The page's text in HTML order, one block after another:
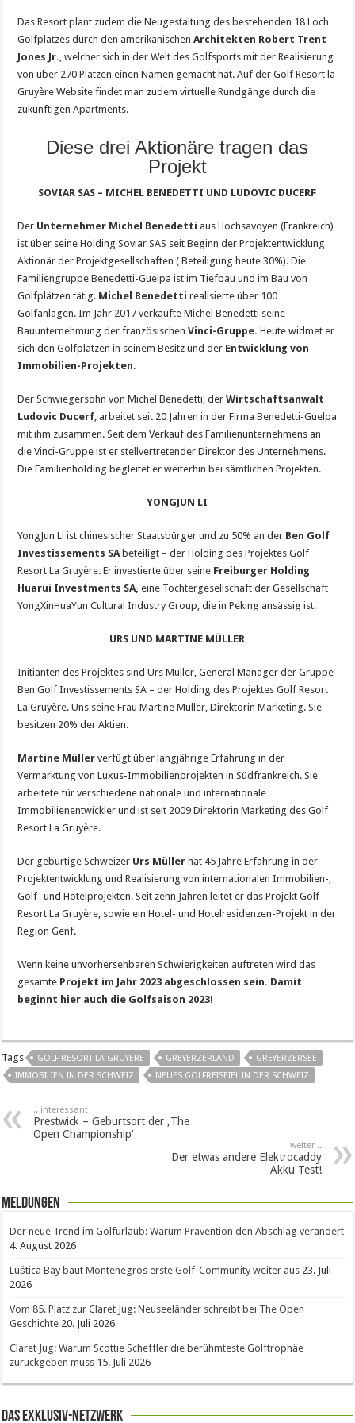
Das Resort plant zudem die Neugestaltung des bestehenden 18 Loch
Golfplatzes durch den amerikanischenArchitekten Robert Trent
Jones Jr. , welcher sich in der Welt des Golfsports mit der Realisierung
von über 270 Plätzen einen Namen gemacht hat. Auf der Golf Resort la
Gruyère Website findet man zudem virtuelle Rundgänge durch die
zukünftigen Apartments.
Diese drei Aktionäre tragen das
Projekt
SOVIAR SAS – MICHEL BENEDETTI UND LUDOVIC DUCERF
Der Unternehmer Michel Benedetti aus Hochsavoyen (Frankreich)
ist über seine Holding Soviar SAS seit Beginn der Projektentwicklung
Aktionär der Projektgesellschaften ( Beteiligung heute 30%). Die
Familiengruppe Benedetti-Guelpa ist im Tiefbau und im Bau von
Golfplätzen tätig. Michel Benedetti realisierte über 100
Golfanlagen. Im Jahr 2017 verkaufte Michel Benedetti seine
Bauunternehmung der französischenVinci-Gruppe. Heute widmet er
sich den Golfplätzen in seinem Besitz und der Entwicklung von
Immobilien-Projekten.
Der Schwiegersohn von Michel Benedetti, derWirtschaftsanwalt
Ludovic Ducerf , arbeitet seit 20 Jahren in der Firma Benedetti-Guelpa
mit ihm zusammen. Seit dem Verkauf des Familienunternehmens an
die Vinci-Gruppe ist er stellvertretender Direktor des Unternehmens.
Die Familienholding begleitet er weiterhin bei sämtlichen Projekten.
YONGJUN LI
YongJun Li ist chinesischer Staatsbürger und zu 50% an der Ben Golf
Investissements SA beteiligt – der Holding des Projektes Golf
Resort La Gruyère. Er investierte über seine Freiburger Holding
Huarui Investments SA, eine Tochtergesellschaft der Gesellschaft
YongXinHuaYun Cultural Industry Group, die in Peking ansässig ist.
URS UND MARTINE MÜLLER
Initianten des Projektes sind Urs Müller, General Manager der Gruppe
Ben Golf Investissements SA – der Holding des Projektes Golf Resort
La Gruyère. Uns seine Frau Martine Müller, Direktorin Marketing. Sie
besitzen 20% der Aktien.
Martine Müller verfügt über langjährige Erfahrung in der
Vermarktung von Luxus-Immobilienprojekten in Südfrankreich. Sie
arbeitete für verschiedene nationale und internationale
Immobilienentwickler und ist seit 2009 Direktorin Marketing des Golf
Resort La Gruyère.
Der gebürtige Schweizer Urs Müller hat 45 Jahre Erfahrung in der
Projektentwicklung und Realisierung von internationalen Immobilien-,
Golf- und Hotelprojekten. Seit zehn Jahren leitet er das Projekt Golf
Resort La Gruyère, sowie ein Hotel- und Hotelresidenzen-Projekt in der
Region Genf.
Wenn keine unvorhersehbaren Schwierigkeiten auftreten wird das
gesamte Projekt im Jahr 2023 abgeschlossen sein. Damit
beginnt hier auch die Golfsaison 2023!
Tags GOLF RESORT LA GRUYERE GREYERZERLAND
GREYERZERSEE
IMMOBILIEN IN DER SCHWEIZ
NEUES GOLFREISEIEL IN DER SCHWEIZ
.. interessant
Prestwick – Geburtsort der ‚The
Open Championship‘
weiter ..
Der etwas andere Elektrocaddy
Akku Test!
Meldungen
Der neue Trend im Golfurlaub: Warum Prävention den Abschlag verändert
4. August 2026
Luštica Bay baut Montenegros erste Golf-Community weiter aus 23. Juli
2026
Vom 85. Platz zur Claret Jug: Neuseeländer schreibt bei The Open
Geschichte 20. Juli 2026
Claret Jug: Warum Scottie Scheffler die berühmteste Golftrophäe
zurückgeben muss 15. Juli 2026
Das Exklusiv-Netzwerk